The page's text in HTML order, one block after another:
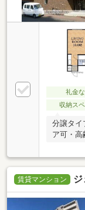
礼金
収納ス
分譲タイ
ア可・
賃貸マンション